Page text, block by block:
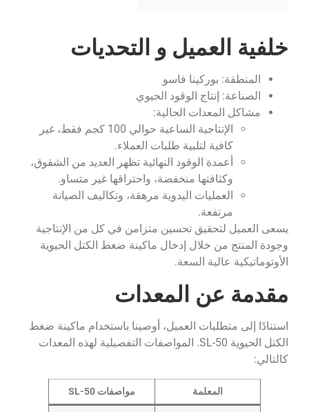
خلفية العميل و التحديات
المنطقة: بوركينا فاسو
الصناعة: إنتاج الوقود الحيوي
مشاكل المعدات الحالية:
الإنتاجية الساعية حوالي 100 كجم فقط، غير
كافية لتلبية طلبات العملاء.
أعمدة الوقود النهائية تظهر العديد من الشقوق،
وكثافتها منخفضة، واحتراقها غير متساو.
العمليات اليدوية مرهقة، وتكاليف الصيانة
مرتفعة.
يسعى العميل لتحقيق تحسين متزامن في كل من الإنتاجية
وجودة المنتج من خلال إدخال ماكينة ضغط الكتل الحيوية
الأوتوماتيكية عالية السعة.
مقدمة عن المعدات
استنادًا إلى متطلبات العميل، أوصينا باستخدام ماكينة ضغط
الكتل الحيوية SL-50. المواصفات التفصيلية لهذه المعدات
كالتالي:
المعلمة مواصفات SL-50